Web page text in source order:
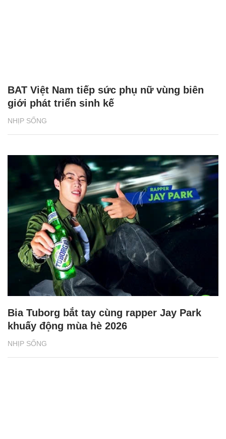
NHỊP SỐNG
BAT Việt Nam tiếp sức phụ nữ vùng biên
giới phát triển sinh kế
NHỊP SỐNG
Bia Tuborg bắt tay cùng rapper Jay Park
khuấy động mùa hè 2026